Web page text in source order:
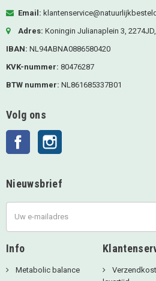
Email:
Adres: Koningin Julianaplein 3,
IBAN: NL94ABNA0886580420
KVK-nummer: 80476287
BTW nummer: NL861685337B01
Volg ons
Facebook
Nieuwsbrief
Info
Metabolic balance